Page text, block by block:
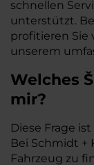
schnellen
unterstützt.
profitieren Sie
unserem
Welches
mir?
Diese Frage
Bei Schmidt +
Fahrzeug zu